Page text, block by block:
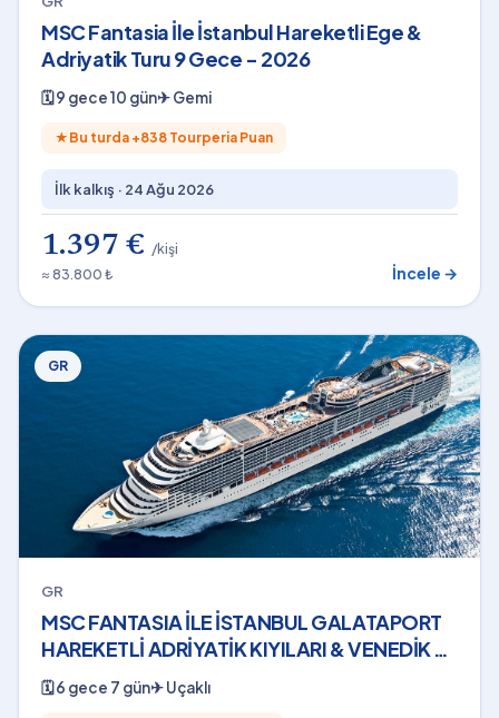
MSC Fantasia İle İstanbul Hareketli Ege &
Adriyatik Turu 9 Gece - 2026
🗓9 gece 10 gün✈Gemi
★ Bu turda +838 Tourperia Puan
İlk kalkış · 24 Ağu 2026
1.397 € /kişi
≈ 83.800 ₺
İncele →
GR
GR
MSC FANTASIA İLE İSTANBUL GALATAPORT
HAREKETLİ ADRİYATİK KIYILARI & VENEDİK 6
Gece THY - 13 Kasım 2026
🗓6 gece 7 gün✈Uçaklı